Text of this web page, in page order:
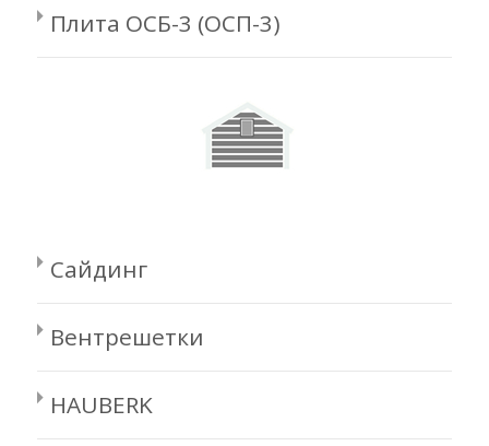
Плита ОСБ-3 (ОСП-3)
Сайдинг
Вентрешетки
HAUBERK